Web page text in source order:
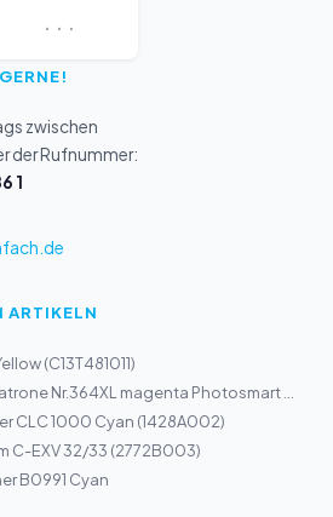
...
zwischen
der Rufnummer:
1
ARTIKELN
(C13T481011)
CLC 1000 Cyan (1428A002)
C-EXV 32/33 (2772B003)
B0991 Cyan